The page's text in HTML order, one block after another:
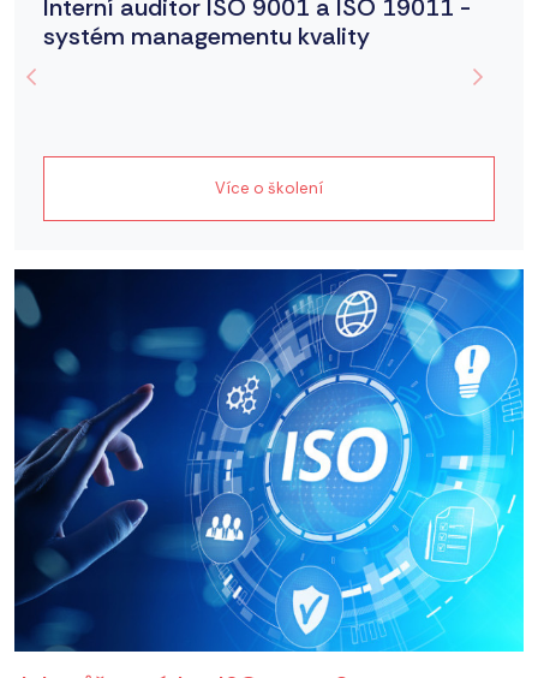
Interní auditor ISO 9001 a ISO 19011 -
systém managementu kvality
Více o školení